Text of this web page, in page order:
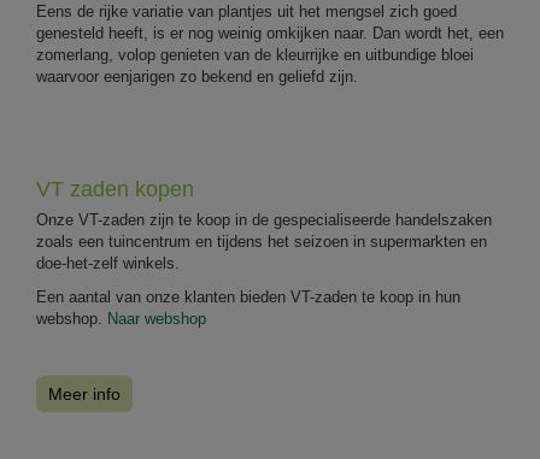
Eens de rijke variatie van plantjes uit het mengsel zich goed
genesteld heeft, is er nog weinig omkijken naar. Dan wordt het, een
zomerlang, volop genieten van de kleurrijke en uitbundige bloei
waarvoor eenjarigen zo bekend en geliefd zijn.
VT zaden kopen
Onze VT-zaden zijn te koop in de gespecialiseerde handelszaken
zoals een tuincentrum en tijdens het seizoen in supermarkten en
doe-het-zelf winkels.
Een aantal van onze klanten bieden VT-zaden te koop in hun
webshop. Naar webshop
Meer info